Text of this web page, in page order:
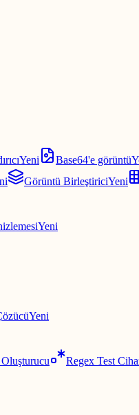
Yeni Base64'e görüntü
Görüntü BirleştiriciYeni
Yeni
Yeni
Regex Test